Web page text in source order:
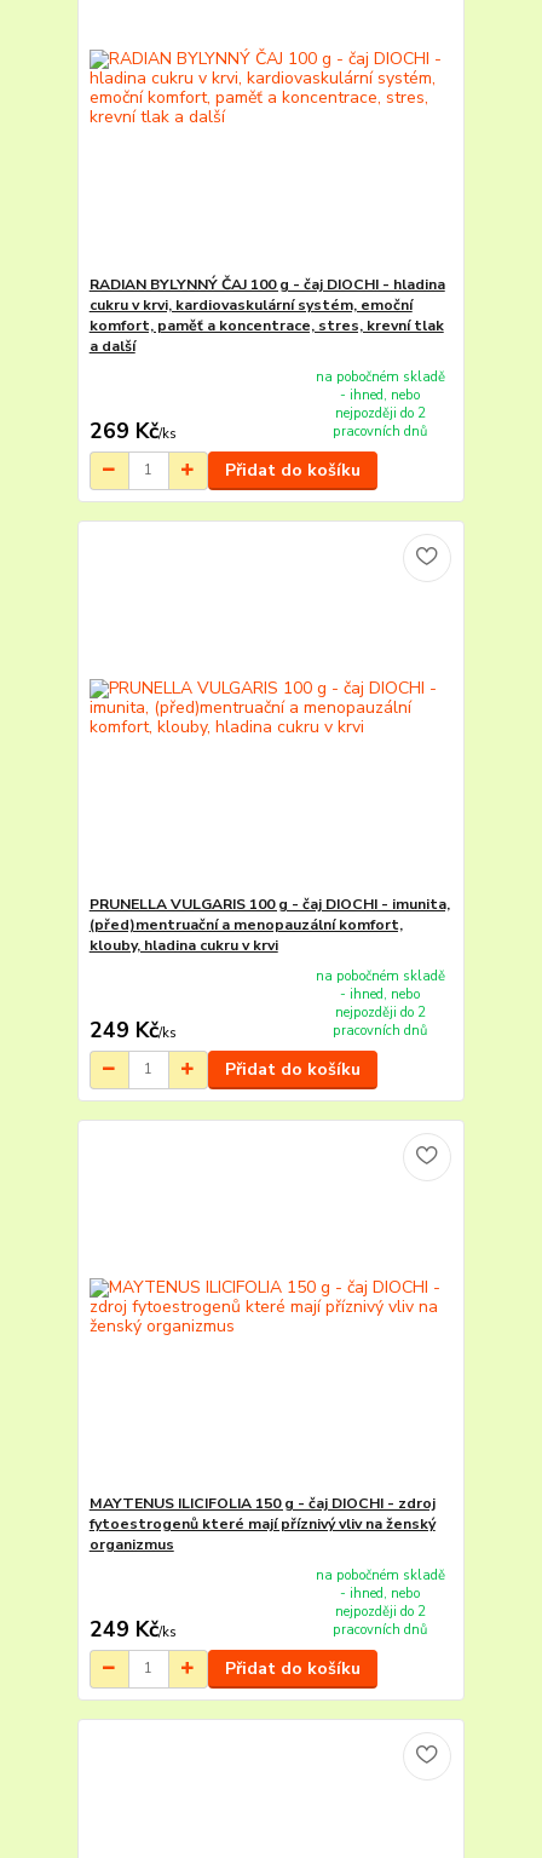
RADIAN BYLYNNÝ ČAJ 100 g - čaj DIOCHI - hladina
cukru v krvi, kardiovaskulární systém, emoční
komfort, paměť a koncentrace, stres, krevní tlak
a další
269 Kč/ks
na pobočném skladě
- ihned, nebo
nejpozději do 2
pracovních dnů
Přidat do košíku
PRUNELLA VULGARIS 100 g - čaj DIOCHI - imunita,
(před)mentruační a menopauzální komfort,
klouby, hladina cukru v krvi
249 Kč/ks
na pobočném skladě
- ihned, nebo
nejpozději do 2
pracovních dnů
Přidat do košíku
MAYTENUS ILICIFOLIA 150 g - čaj DIOCHI - zdroj
fytoestrogenů které mají příznivý vliv na ženský
organizmus
249 Kč/ks
na pobočném skladě
- ihned, nebo
nejpozději do 2
pracovních dnů
Přidat do košíku